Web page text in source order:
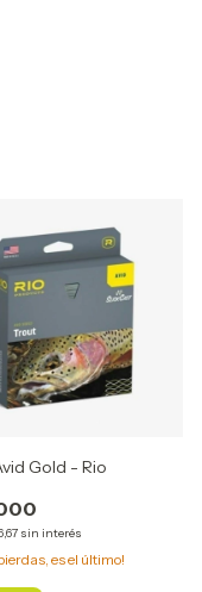
Gold - Rio
sin interés
es el último!